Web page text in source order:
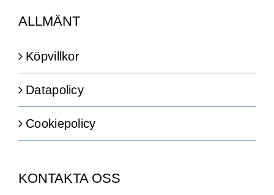
ALLMÄNT
Köpvillkor
Datapolicy
Cookiepolicy
KONTAKTA OSS